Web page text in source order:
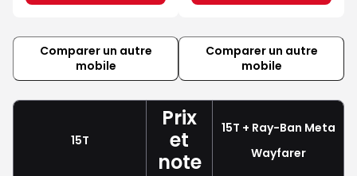
Comparer un autre
mobile
Comparer un autre
mobile
15T
Prix
et
note
15T + Ray-Ban Meta
Wayfarer